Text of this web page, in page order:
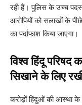
रही हैं। पुलिस के उच्च
आरोपियों को सलाखों के
का पर्दाफाश किया जाएगा।
विश्व हिंदू परिषद
सिखाने के लिए
करोड़ों हिंदुओं की आस्था के